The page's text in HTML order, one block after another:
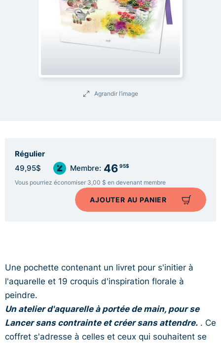
Agrandir l’image
Régulier
49,95$ Membre: 46 95$
Vous pourriez économiser 3,00 $ en devenant membre
AJOUTER AU PANIER
Une pochette contenant un livret pour s'initier à
l'aquarelle et 19 croquis d'inspiration florale à
peindre.
Un atelier d'aquarelle à portée de main, pour se
Lancer sans contrainte et créer sans attendre. . Ce
coffret s'adresse à celles et ceux qui souhaitent se